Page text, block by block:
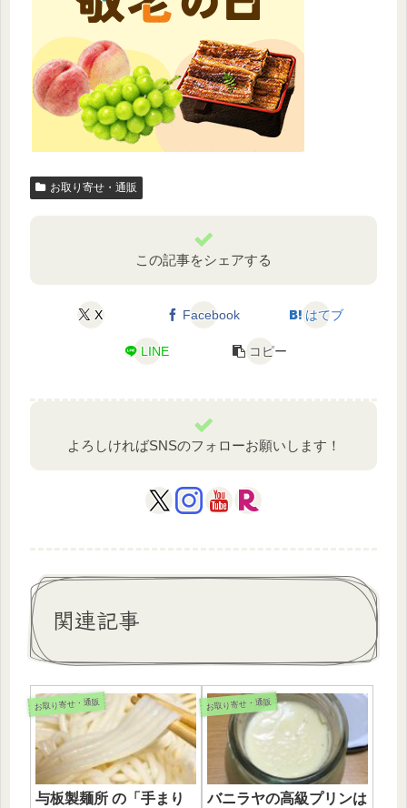
お取り寄せ・通販
この記事をシェアする
X Facebook はてブ
LINE コピー
よろしければSNSのフォローお願いします！
関連記事
お取り寄せ・通販
与板製麺所 の「手まり
お取り寄せ・通販
バニラヤの高級プリンは